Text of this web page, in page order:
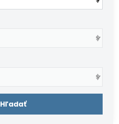
Hľadať